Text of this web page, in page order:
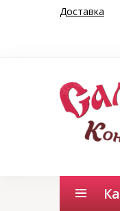
Доставка